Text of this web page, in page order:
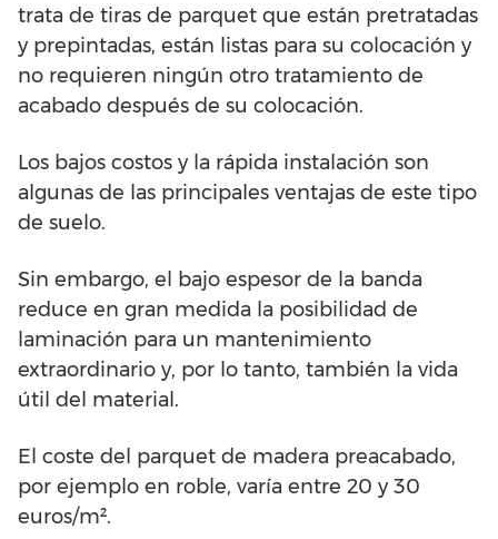
trata de tiras de parquet que están pretratadas
y prepintadas, están listas para su colocación y
no requieren ningún otro tratamiento de
acabado después de su colocación.
Los bajos costos y la rápida instalación son
algunas de las principales ventajas de este tipo
de suelo.
Sin embargo, el bajo espesor de la banda
reduce en gran medida la posibilidad de
laminación para un mantenimiento
extraordinario y, por lo tanto, también la vida
útil del material.
El coste del parquet de madera preacabado,
por ejemplo en roble, varía entre 20 y 30
euros/m².